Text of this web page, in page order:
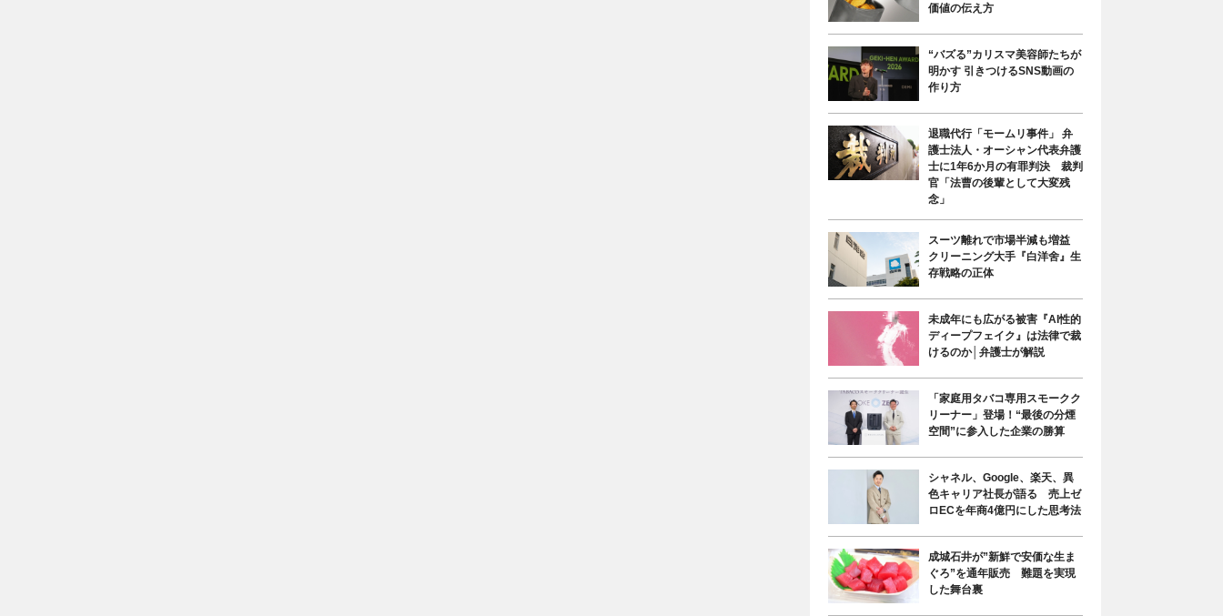
価値の伝え方
“バズる”カリスマ美容師たちが
明かす 引きつけるSNS動画の
作り方
退職代行「モームリ事件」 弁
護士法人・オーシャン代表弁護
士に1年6か月の有罪判決 裁判
官「法曹の後輩として大変残
念」
スーツ離れで市場半減も増益
クリーニング大手『白洋舍』生
存戦略の正体
未成年にも広がる被害『AI性的
ディープフェイク』は法律で裁
けるのか│弁護士が解説
「家庭用タバコ専用スモークク
リーナー」登場！“最後の分煙
空間”に参入した企業の勝算
シャネル、Google、楽天、異
色キャリア社長が語る 売上ゼ
ロECを年商4億円にした思考法
成城石井が”新鮮で安価な生ま
ぐろ”を通年販売 難題を実現
した舞台裏